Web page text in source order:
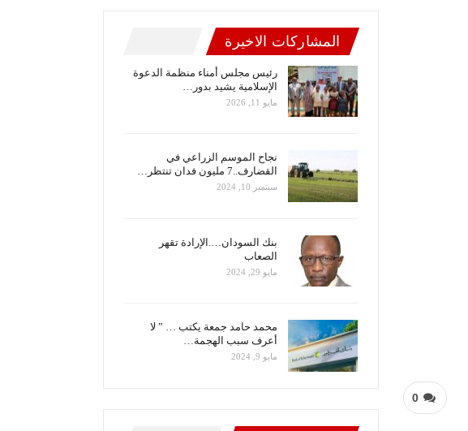
0
المشاركات الاخيرة
رئيس مجلس أمناء منظمة الدعوة
الإسلامية يشيد بدور…
مايو 11, 2026
نجاح الموسم الزراعي في
القضارف..7 مليون فدان تنتظر…
سبتمبر 10, 2024
بنك السودان….الإرادة تقهر
الصعاب
مايو 29, 2024
محمد حامد جمعة يكتب … ” لا
أعرف سبب الهجمة…
مايو 9, 2024